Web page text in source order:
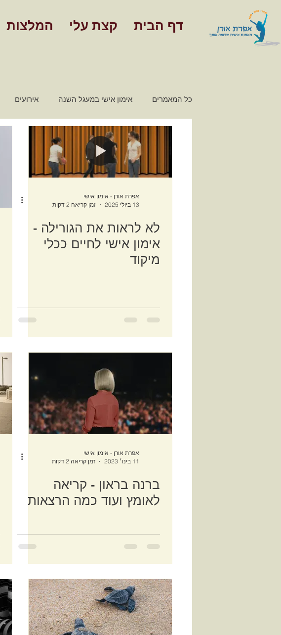
דף הבית קצת עלי המלצות
כל המאמרים אימון אישי במעגל השנה אירועים
מאמרים - אימון כלכלי משפחתי מאמרים אימון אישי
חינוך פיננסי
אפרת אורן - אימון אישי
13 ביולי 2025
זמן קריאה 2 דקות
לא לראות את הגורילה -
אימון אישי לחיים ככלי
מיקוד
אפרת אורן - אימון אישי
11 בינו׳ 2023
זמן קריאה 2 דקות
ברנה בראון - קריאה
לאומץ ועוד כמה הרצאות